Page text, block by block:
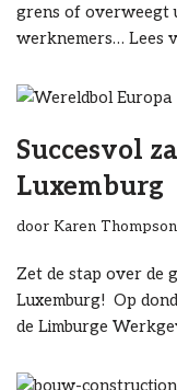
grens of overweegt
werknemers… Lees
Succesvol
Luxemburg
door Karen Thompson
Zet de stap over de
Luxemburg! ​ Op
de Limburge